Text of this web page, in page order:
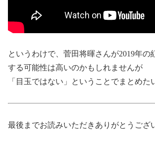
というわけで、菅田将暉さんが2019年の
する可能性は高いのかもしれませんが
「目玉ではない」ということでまとめた
最後までお読みいただきありがとうござ